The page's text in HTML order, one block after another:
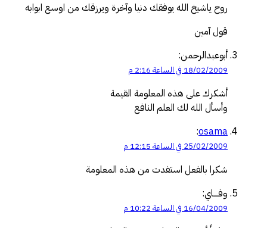
روح ياشيخ الله يوفقك دنيا وآخرة ويرزقك من اوسع ابوابه
قول آمين
أبوعبدالرحمن:
18/02/2009 في الساعة 2:16 م
أشكرك على هذه المعلومة القيمة
وأسأل الله لك العلم النافع
osama
:
25/02/2009 في الساعة 12:15 م
شكرا بالفعل استفدت من هذه المعلومة
وفــــاي:
16/04/2009 في الساعة 10:22 م